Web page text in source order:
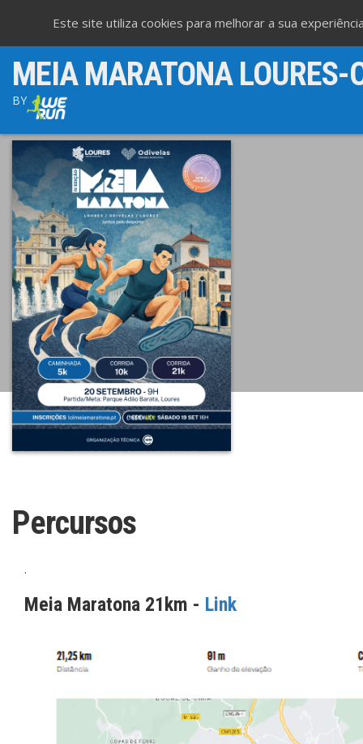
MEIA MARATONA
BY
Percursos
.
Meia Maratona 21km - Link
Este site utiliza cookies para melhorar a sua